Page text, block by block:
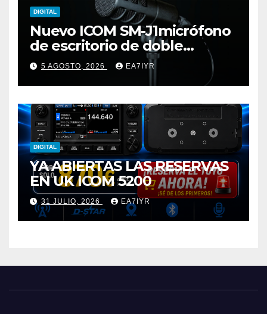
DIGITAL
Nuevo ICOM SM-J1micrófono
de escritorio de doble
elemento premium
5 AGOSTO, 2026 EA7IYR
DIGITAL
YA ABIERTAS LAS RESERVAS
EN UK ICOM 5200
31 JULIO, 2026 EA7IYR